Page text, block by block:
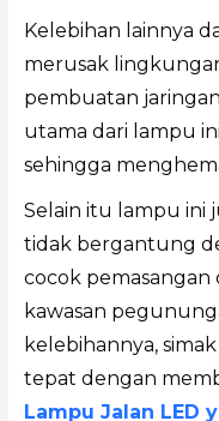
Kelebihan lainnya
merusak
pembuatan
utama dari lampu
sehingga
Selain itu lampu ini
tidak bergantung
cocok pemasangan
kawasan
kelebihannya,
tepat dengan
Lampu Jalan LED